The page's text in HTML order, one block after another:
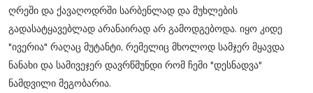
ღრეში და ქავაღოდრში სარბენლად და მუხლების
გადასატყავებლად არანაირად არ გამოდგებოდა. იყო კიდე
"ივერია" რაღაც მუტანტი, რემელიც მხოლოდ სამჯერ მყავდა
ნანახი და სამივეჯერ დავრწმუნდი რომ ჩემი "დესნადვა"
ნამდვილი მეგობარია.